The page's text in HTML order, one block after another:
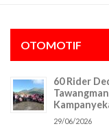
OTOMOTIF
60 Rider
29/06/2026